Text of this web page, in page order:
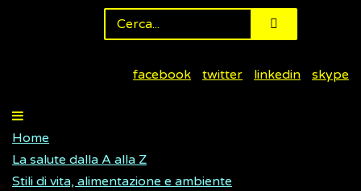
facebook twitter linkedin skype
Home
La salute dalla A alla Z
Stili di vita, alimentazione e ambiente